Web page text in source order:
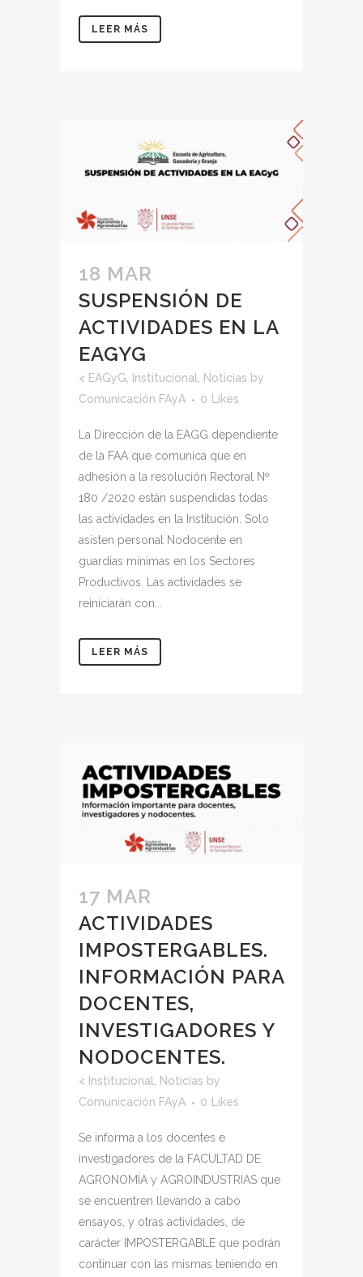
LEER MÁS
18 MAR
SUSPENSIÓN DE
ACTIVIDADES EN LA
EAGYG
< EAGyG Institucional Noticias by
Comunicación FAyA
0 Likes
La Dirección de la EAGG dependiente
de la FAA que comunica que en
adhesión a la resolución Rectoral Nº
180 /2020 están suspendidas todas
las actividades en la Institución. Solo
asisten personal Nodocente en
guardias mínimas en los Sectores
Productivos. Las actividades se
reiniciarán con...
LEER MÁS
17 MAR
ACTIVIDADES
IMPOSTERGABLES.
INFORMACIÓN PARA
DOCENTES,
INVESTIGADORES Y
NODOCENTES.
< Institucional Noticias by
Comunicación FAyA
0 Likes
Se informa a los docentes e
investigadores de la FACULTAD DE
AGRONOMÍA y AGROINDUSTRIAS que
se encuentren llevando a cabo
ensayos, y otras actividades, de
carácter IMPOSTERGABLE que podrán
continuar con las mismas teniendo en